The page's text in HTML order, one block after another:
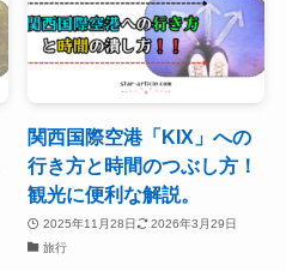
関西国際空港「KIX」への
行き方と時間のつぶし方！
観光に便利な解説。
2025年11月28日
2026年3月29日
旅行